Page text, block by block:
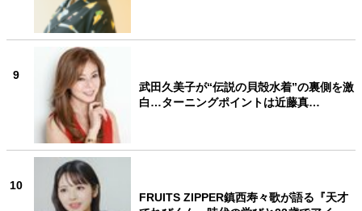
9
武田久美子が“伝説の貝殻水着”の裏側を激
白…ターニングポイントは近藤真…
10
FRUITS ZIPPER鎮西寿々歌が語る『天才